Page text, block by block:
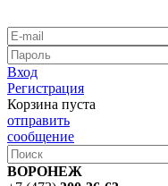
Вход
Регистрация
Корзина пуста
отправить
сообщение
ВОРОНЕЖ